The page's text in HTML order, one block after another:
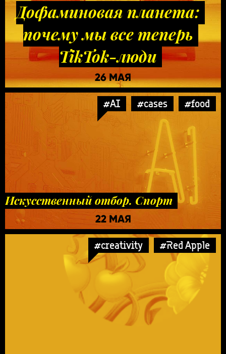
Дофаминовая планета:
почему мы все теперь
TikTok-люди
26 МАЯ
#AI #cases #food
Искусственный отбор. Спорт
22 МАЯ
#creativity #Red Apple